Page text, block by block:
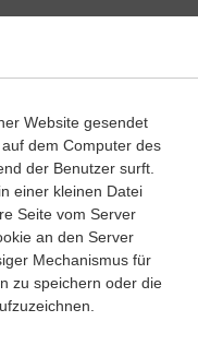
und auswerten –
Klasse 4‐5
Website gesendet
dem Computer des
der Benutzer surft.
einer kleinen Datei
Seite vom Server
an den Server
Mechanismus für
zu speichern oder die